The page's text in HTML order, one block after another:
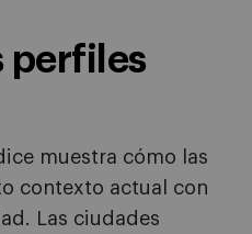
perfiles
muestra cómo las
contexto actual con
Las ciudades